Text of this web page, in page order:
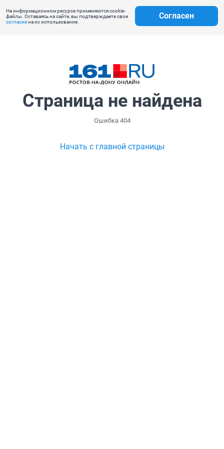
На информационном ресурсе применяются cookie-
файлы. Оставаясь на сайте, вы подтверждаете свое
согласиена их использование.
Согласен
Страница не найдена
Ошибка 404
Начать с главной страницы